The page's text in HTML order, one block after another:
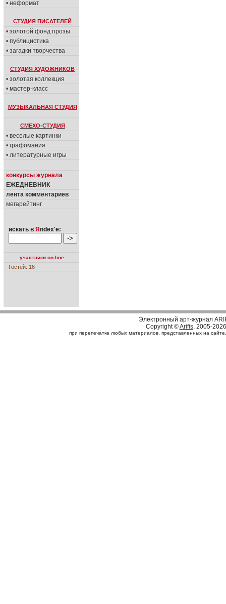
• неформат
СТУДИЯ ПИСАТЕЛЕЙ
• золотой фонд прозы
• публицистика
• загадки творчества
СТУДИЯ ХУДОЖНИКОВ
• золотая коллекция
• мастер-класс
МУЗЫКАЛЬНАЯ СТУДИЯ
СМЕХО-СТУДИЯ
• веселые картинки
• графомания
• литературные игры
конкурсы журнала
ЕЖЕДНЕВНИК
лента комментариев
мегарейтинг
искать в Я ndex'е:
участники on-line:
Гостей: 16
Электронный арт-журнал
Copyright ©Arifis, 2005-2026
при перепечатке любых материалов, представленных на